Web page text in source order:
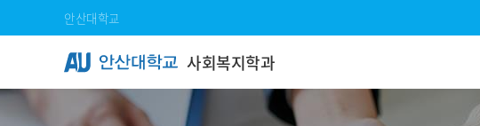
Skip Menu
안산대학교
사회복지학과